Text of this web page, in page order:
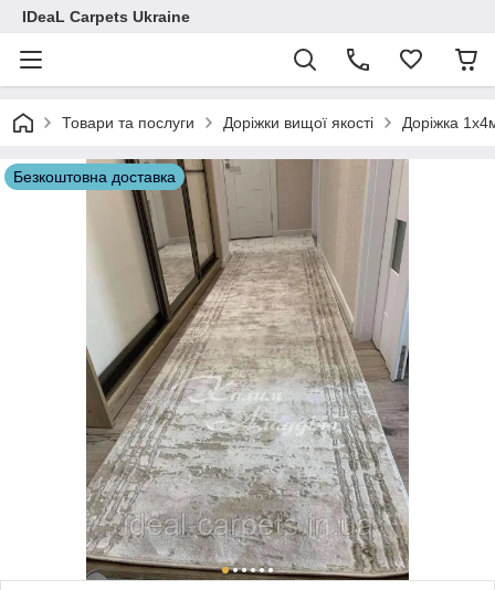
IDeaL Carpets Ukraine
Товари та послуги Доріжки вищої якості Доріжка
Безкоштовна доставка